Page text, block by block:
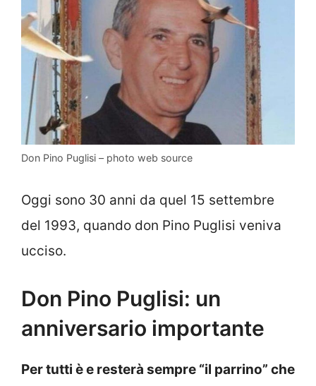
Don Pino Puglisi – photo web source
Oggi sono 30 anni da quel 15 settembre
del 1993, quando don Pino Puglisi veniva
ucciso.
Don Pino Puglisi: un
anniversario importante
Per tutti è e resterà sempre “il parrino” che